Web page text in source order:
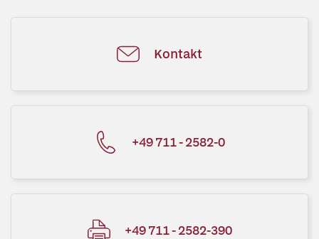
Kontakt
+49 711 - 2582-0
+49 711 - 2582-390